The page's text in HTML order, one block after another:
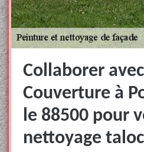
Collaborer
Couverture à
le 88500 pour
nettoyage